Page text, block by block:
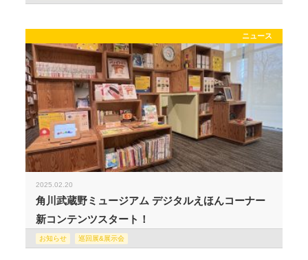
ニュース
2025.02.20
角川武蔵野ミュージアム デジタルえほんコーナー
新コンテンツスタート！
お知らせ 巡回展&展示会